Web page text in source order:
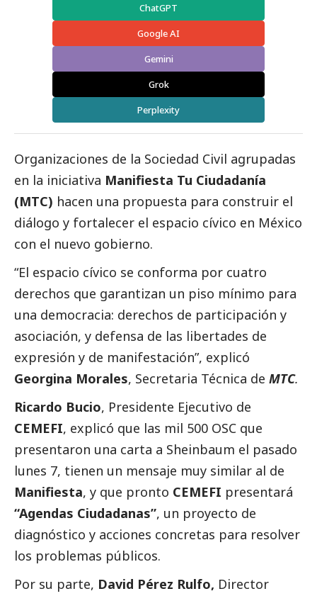
ChatGPT
Google AI
Gemini
Grok
Perplexity
Organizaciones de la Sociedad Civil agrupadas
en la iniciativa Manifiesta Tu Ciudadanía
(MTC) hacen una propuesta para construir el
diálogo y fortalecer el espacio cívico en México
con el nuevo gobierno.
“El espacio cívico se conforma por cuatro
derechos que garantizan un piso mínimo para
una democracia: derechos de participación y
asociación, y defensa de las libertades de
expresión y de manifestación”, explicó
Georgina Morales, Secretaria Técnica de MTC.
Ricardo Bucio, Presidente Ejecutivo de
CEMEFI, explicó que las mil 500 OSC que
presentaron una carta a Sheinbaum el pasado
lunes 7, tienen un mensaje muy similar al de
Manifiesta, y que pronto CEMEFI presentará
“Agendas Ciudadanas”, un proyecto de
diagnóstico y acciones concretas para resolver
los problemas públicos.
Por su parte, David Pérez Rulfo, Director